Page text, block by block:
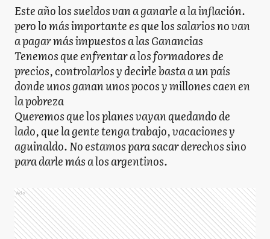
Este año los sueldos van a ganarle a la inflación.
pero lo más importante es que los salarios no van
a pagar más impuestos a las Ganancias
Tenemos que enfrentar a los formadores de
precios, controlarlos y decirle basta a un país
donde unos ganan unos pocos y millones caen en
la pobreza
Queremos que los planes vayan quedando de
lado, que la gente tenga trabajo, vacaciones y
aguinaldo. No estamos para sacar derechos sino
para darle más a los argentinos.
Ads